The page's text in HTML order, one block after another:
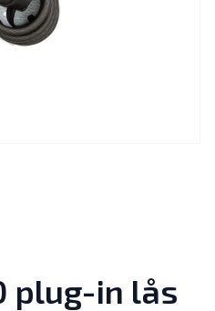
plug-in lås